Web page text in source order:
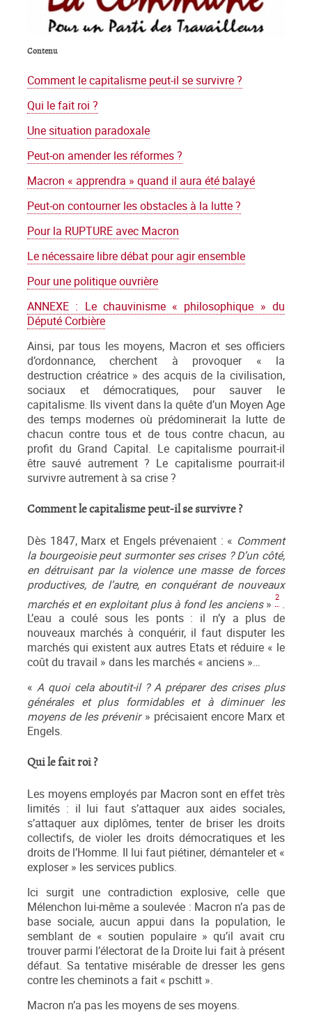
Contenu
Comment le capitalisme peut-il se survivre ?
Qui le fait roi ?
Une situation paradoxale
Peut-on amender les réformes ?
Macron « apprendra » quand il aura été balayé
Peut-on contourner les obstacles à la lutte ?
Pour la RUPTURE avec Macron
Le nécessaire libre débat pour agir ensemble
Pour une politique ouvrière
ANNEXE : Le chauvinisme « philosophique » du
Député Corbière
Ainsi, par tous les moyens, Macron et ses officiers
d’ordonnance, cherchent à provoquer « la
destruction créatrice » des acquis de la civilisation,
sociaux et démocratiques, pour sauver le
capitalisme. Ils vivent dans la quête d’un Moyen Age
des temps modernes où prédominerait la lutte de
chacun contre tous et de tous contre chacun, au
profit du Grand Capital. Le capitalisme pourrait-il
être sauvé autrement ? Le capitalisme pourrait-il
survivre autrement à sa crise ?
Comment le capitalisme peut-il se survivre ?
Dès 1847, Marx et Engels prévenaient : « Comment
la bourgeoisie peut surmonter ses crises ? D’un côté,
en détruisant par la violence une masse de forces
productives, de l’autre, en conquérant de nouveaux
marchés et en exploitant plus à fond les anciens» 2.
L’eau a coulé sous les ponts : il n’y a plus de
nouveaux marchés à conquérir, il faut disputer les
marchés qui existent aux autres Etats et réduire « le
coût du travail » dans les marchés « anciens »…
«A quoi cela aboutit-il ? A préparer des crises plus
générales et plus formidables et à diminuer les
moyens de les prévenir » précisaient encore Marx et
Engels.
Qui le fait roi ?
Les moyens employés par Macron sont en effet très
limités : il lui faut s’attaquer aux aides sociales,
s’attaquer aux diplômes, tenter de briser les droits
collectifs, de violer les droits démocratiques et les
droits de l’Homme. Il lui faut piétiner, démanteler et «
exploser » les services publics.
Ici surgit une contradiction explosive, celle que
Mélenchon lui-même a soulevée : Macron n’a pas de
base sociale, aucun appui dans la population, le
semblant de « soutien populaire » qu’il avait cru
trouver parmi l’électorat de la Droite lui fait à présent
défaut. Sa tentative misérable de dresser les gens
contre les cheminots a fait « pschitt ».
Macron n’a pas les moyens de ses moyens.